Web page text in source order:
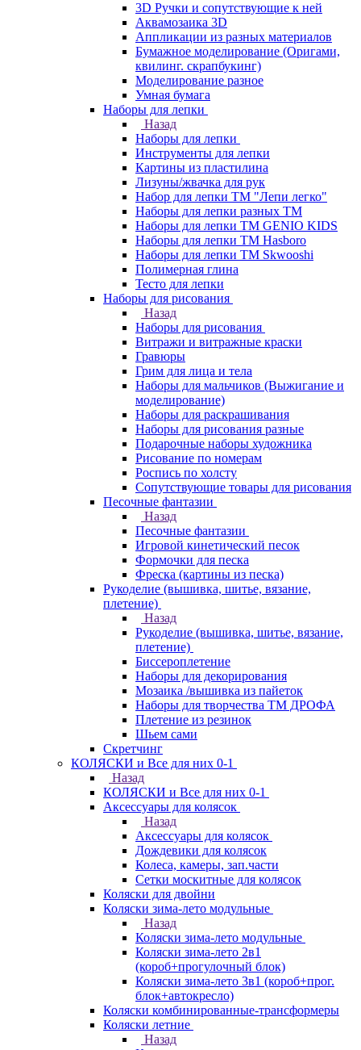
3D Ручки и сопутствующие к ней
Аквамозаика 3D
Аппликации из разных материалов
Бумажное моделирование (Оригами,
квилинг. скрапбукинг)
Моделирование разное
Умная бумага
Наборы для лепки
Назад
Наборы для лепки
Инструменты для лепки
Картины из пластилина
Лизуны/жвачка для рук
Набор для лепки ТМ "Лепи легко"
Наборы для лепки разных ТМ
Наборы для лепки ТМ GENIO KIDS
Наборы для лепки ТМ Hasboro
Наборы для лепки ТМ Skwooshi
Полимерная глина
Тесто для лепки
Наборы для рисования
Назад
Наборы для рисования
Витражи и витражные краски
Гравюры
Грим для лица и тела
Наборы для мальчиков (Выжигание и
моделирование)
Наборы для раскрашивания
Наборы для рисования разные
Подарочные наборы художника
Рисование по номерам
Роспись по холсту
Сопутствующие товары для рисования
Песочные фантазии
Назад
Песочные фантазии
Игровой кинетический песок
Формочки для песка
Фреска (картины из песка)
Рукоделие (вышивка, шитье, вязание,
плетение)
Назад
Рукоделие (вышивка, шитье, вязание,
плетение)
Биссероплетение
Наборы для декорирования
Мозаика /вышивка из пайеток
Наборы для творчества ТМ ДРОФА
Плетение из резинок
Шьем сами
Скретчинг
КОЛЯСКИ и Все для них 0-1
Назад
КОЛЯСКИ и Все для них 0-1
Аксессуары для колясок
Назад
Аксессуары для колясок
Дождевики для колясок
Колеса, камеры, зап.части
Сетки москитные для колясок
Коляски для двойни
Коляски зима-лето модульные
Назад
Коляски зима-лето модульные
Коляски зима-лето 2в1
(короб+прогулочный блок)
Коляски зима-лето 3в1 (короб+прог.
блок+автокресло)
Коляски комбинированные-трансформеры
Коляски летние
Назад